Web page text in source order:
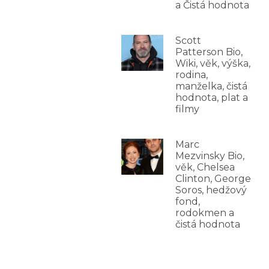
a Čistá hodnota
Scott
Patterson Bio,
Wiki, věk, výška,
rodina,
manželka, čistá
hodnota, plat a
filmy
Marc
Mezvinsky Bio,
věk, Chelsea
Clinton, George
Soros, hedžový
fond,
rodokmen a
čistá hodnota